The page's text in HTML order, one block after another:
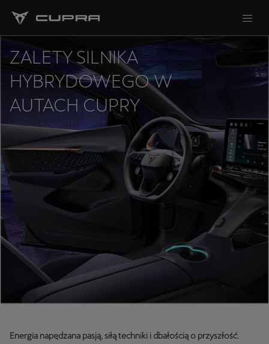
ZALETY SILNIKA
HYBRYDOWEGO W
AUTACH CUPRY
Energia napędzana pasją, siłą techniki i dbałością o przyszłość.